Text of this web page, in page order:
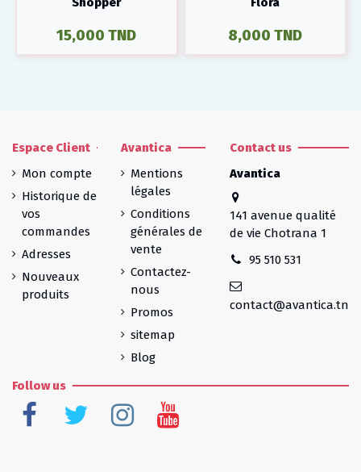
15,000 TND 8,000 TND
Espace Client
Mon compte
Historique de
vos
commandes
Adresses
Nouveaux
produits
Avantica
Mentions
légales
Conditions
générales de
vente
Contactez-
nous
Promos
sitemap
Blog
Contact us
Avantica
141 avenue qualité
de vie Chotrana 1
95 510 531
contact@avantica.tn
Follow us